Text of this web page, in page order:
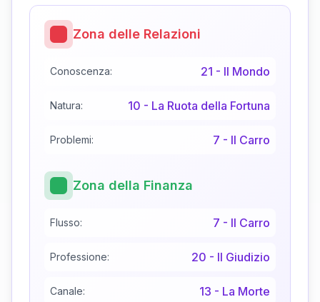
Zona delle Relazioni
Conoscenza: 21 - Il Mondo
Natura: 10 - La Ruota della Fortuna
Problemi: 7 - Il Carro
Zona della Finanza
Flusso: 7 - Il Carro
Professione: 20 - Il Giudizio
Canale: 13 - La Morte